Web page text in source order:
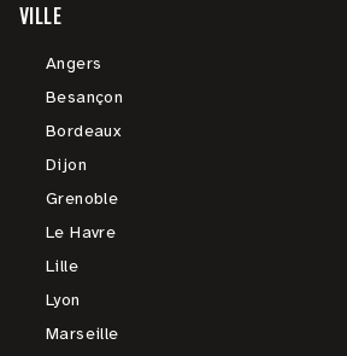
VILLE
Angers
Besançon
Bordeaux
Dijon
Grenoble
Le Havre
Lille
Lyon
Marseille